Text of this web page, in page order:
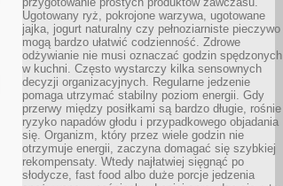
Ugotowany ryż, pokrojone warzywa, ugotowane
jajka, jogurt naturalny czy pełnoziarniste pieczywo
mogą bardzo ułatwić codzienność. Zdrowe
odżywianie nie musi oznaczać godzin spędzonych
w kuchni. Często wystarczy kilka sensownych
decyzji organizacyjnych. Regularne jedzenie
pomaga utrzymać stabilny poziom energii. Gdy
przerwy między posiłkami są bardzo długie, rośnie
ryzyko napadów głodu i przypadkowego objadania
się. Organizm, który przez wiele godzin nie
otrzymuje energii, zaczyna domagać się szybkiej
rekompensaty. Wtedy najłatwiej sięgnąć po
słodycze, fast food albo duże porcje jedzenia